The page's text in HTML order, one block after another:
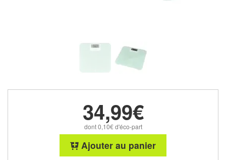
34,99€
dont 0,10€ d'éco-part
Ajouter au panier